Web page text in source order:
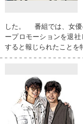
した。 番組では、女優
ープロモーションを退
すると報じられたことを